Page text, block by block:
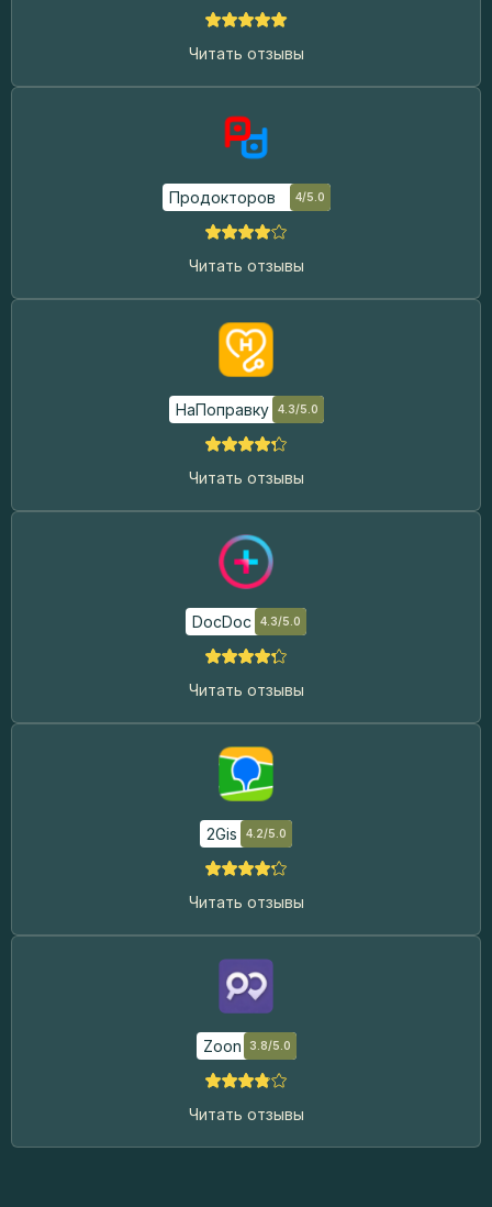
Читать отзывы
Продокторов 4/5.0
Читать отзывы
НаПоправку 4.3/5.0
Читать отзывы
DocDoc 4.3/5.0
Читать отзывы
2Gis 4.2/5.0
Читать отзывы
Zoon 3.8/5.0
Читать отзывы